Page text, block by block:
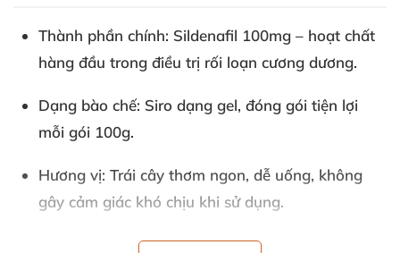
Thành phần chính: Sildenafil 100mg – hoạt chất
hàng đầu trong điều trị rối loạn cương dương.
Dạng bào chế: Siro dạng gel, đóng gói tiện lợi
mỗi gói 100g.
Hương vị: Trái cây thơm ngon, dễ uống, không
gây cảm giác khó chịu khi sử dụng.
Cách dùng: Mở gói lấy siro, dùng trực tiếp dễ